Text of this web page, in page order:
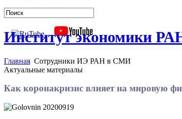
Институт экономики
Главная Сотрудники ИЭ РАН в СМИ
Актуальные материалы
Как коронакризис влияет на мировую